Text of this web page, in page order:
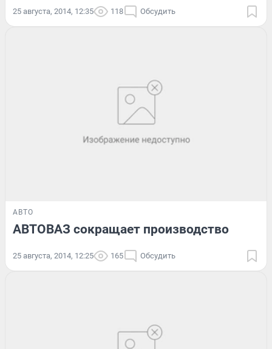
25 августа, 2014, 12:35 118 Обсудить
АВТО
АВТОВАЗ сокращает производство
25 августа, 2014, 12:25 165 Обсудить